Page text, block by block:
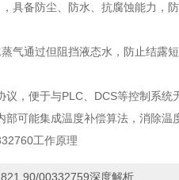
具备防尘、防水、抗腐蚀能力，
气通过但阻挡液态水，防止结露短
，便于与PLC、DCS等控制系统
可能集成温度补偿算法，消除温
工作原理
90/00332759深度解析